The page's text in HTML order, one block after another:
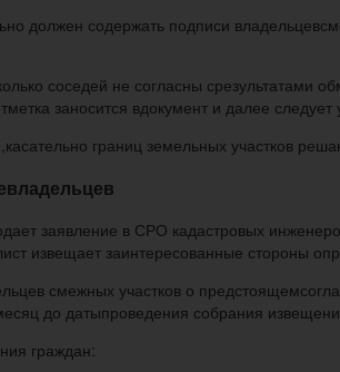
должен содержать подписи
соседей не согласны срезультатами
заносится вдокумент и далее
границ земельных участков
заявление в СРО кадастровых
извещает заинтересованные стороны
смежных участков о
до датыпроведения собрания
граждан: